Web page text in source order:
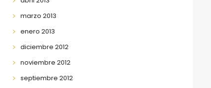
marzo 2013
enero 2013
diciembre 2012
noviembre 2012
septiembre 2012